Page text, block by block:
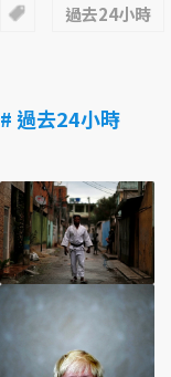
過去24小時
# 過去24小時